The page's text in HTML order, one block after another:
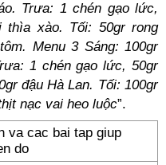
Trưa: 1 chén gạo lức,
thìa xào. Tối: 50gr rong
Menu 3 Sáng: 100gr
1 chén gạo lức, 50gr
đậu Hà Lan. Tối: 100gr
nạc vai heo luộc”.